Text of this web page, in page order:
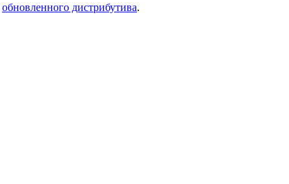
обновленного дистрибутива.